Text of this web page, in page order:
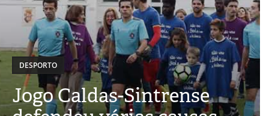
DESPORTO
Jogo Caldas-Sintrense